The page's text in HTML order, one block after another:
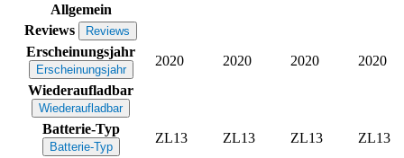
Allgemein
Reviews
Reviews
Erscheinungsjahr
Erscheinungsjahr
2020 2020 2020
2020
Wiederaufladbar
Wiederaufladbar
Batterie-Typ
Batterie-Typ
ZL13 ZL13 ZL13
ZL13